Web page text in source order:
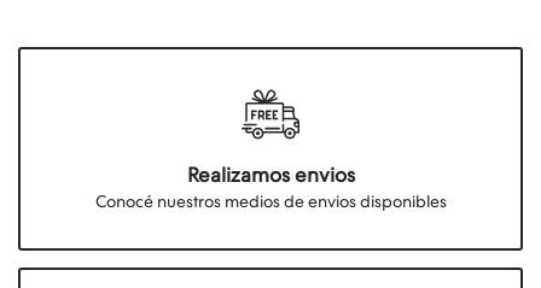
Realizamos envios
Conocé nuestros medios de envios disponibles